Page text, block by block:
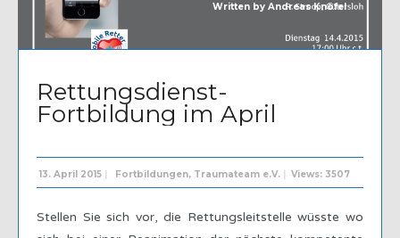
Written by Andreas Knöfel
Rettungsdienst-
Fortbildung im April
13. April 2015 Fortbildungen, Traumateam e.V. Views: 3507
Stellen Sie sich vor, die Rettungsleitstelle wüsste wo